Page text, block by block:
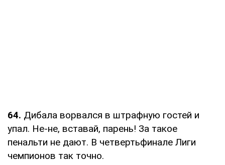
64. Дибала ворвался в штрафную гостей и
упал. Не-не, вставай, парень! За такое
пенальти не дают. В четвертьфинале Лиги
чемпионов так точно.